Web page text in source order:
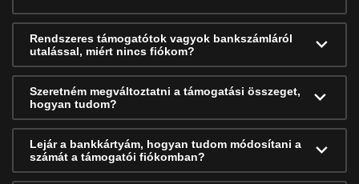
Rendszeres támogatótok vagyok bankszámláról
utalással, miért nincs fiókom?
Szeretném megváltoztatni a támogatási összeget,
hogyan tudom?
Lejár a bankkártyám, hogyan tudom módosítani a
számát a támogatói fiókomban?